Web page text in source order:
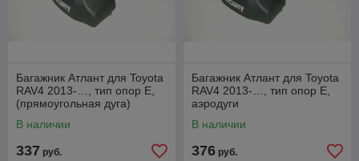
Багажник Атлант для Toyota
RAV4 2013-…, тип опор Е,
(прямоугольная дуга)
В наличии
337 руб.
Багажник Атлант для Toyota
RAV4 2013-…, тип опор Е,
аэродуги
В наличии
376 руб.